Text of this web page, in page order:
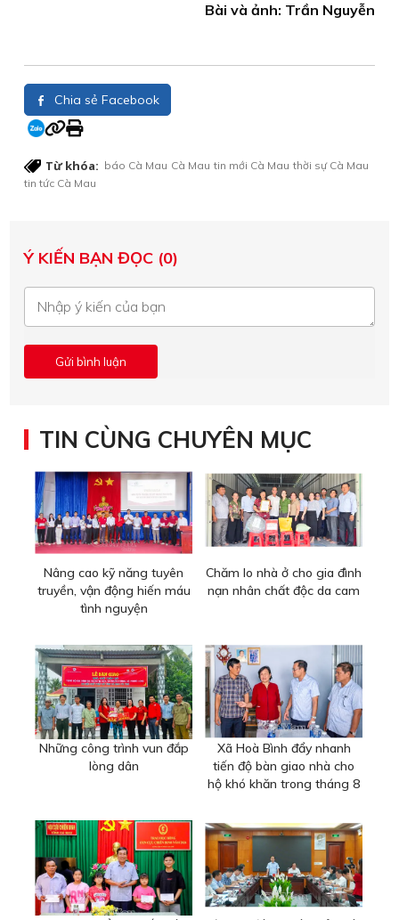
Bài và ảnh: Trần Nguyễn
Chia sẻ Facebook
Từ khóa: báo Cà Mau Cà Mau tin mới Cà Mau thời sự Cà Mau
tin tức Cà Mau
Ý KIẾN BẠN ĐỌC (0)
TIN CÙNG CHUYÊN MỤC
Nâng cao kỹ năng tuyên
truyền, vận động hiến máu
tình nguyện
Chăm lo nhà ở cho gia đình
nạn nhân chất độc da cam
Những công trình vun đắp
lòng dân
Xã Hoà Bình đẩy nhanh
tiến độ bàn giao nhà cho
hộ khó khăn trong tháng 8